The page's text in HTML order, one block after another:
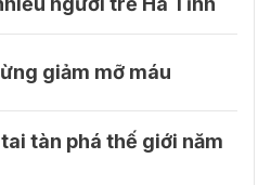
giảm mỡ máu
tàn phá thế giới năm